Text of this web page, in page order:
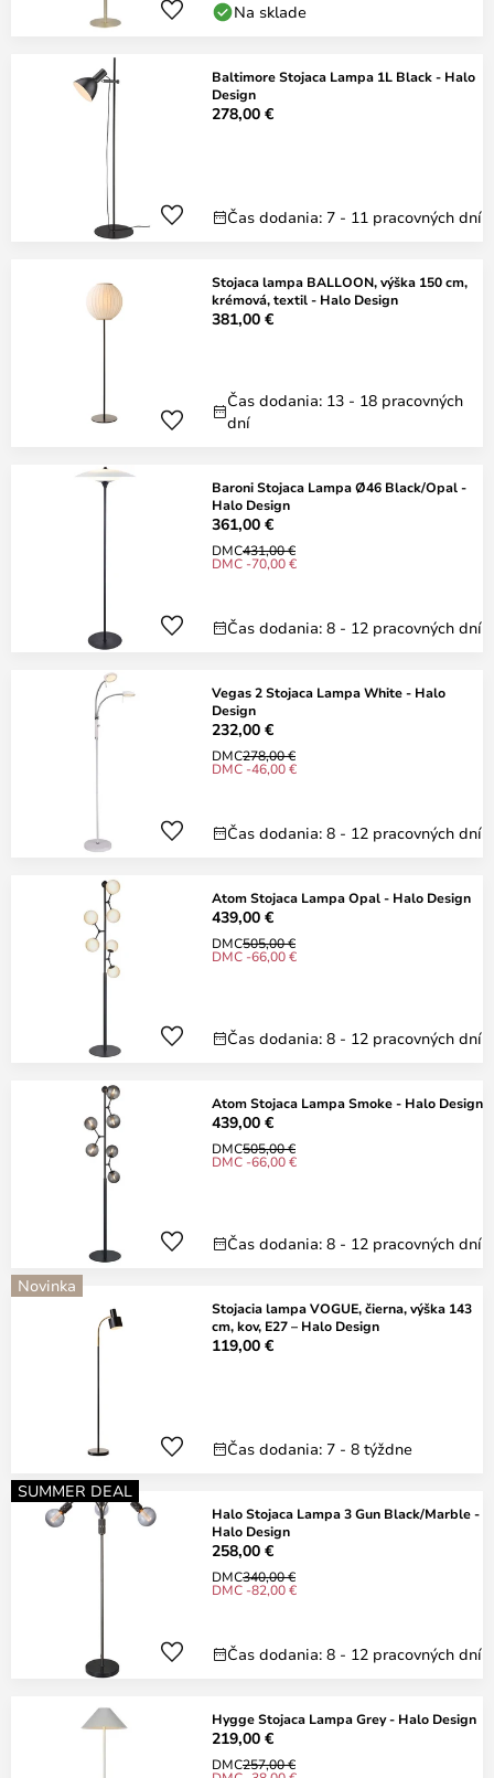
Na sklade
Baltimore Stojaca Lampa 1L Black - Halo
Design
278,00 €
Čas dodania: 7 - 11 pracovných dní
Stojaca lampa BALLOON, výška 150 cm,
krémová, textil - Halo Design
381,00 €
Čas dodania: 13 - 18 pracovných
dní
Baroni Stojaca Lampa Ø46 Black/Opal -
Halo Design
361,00 €
DMC431,00 €
DMC -70,00 €
Čas dodania: 8 - 12 pracovných dní
Vegas 2 Stojaca Lampa White - Halo
Design
232,00 €
DMC278,00 €
DMC -46,00 €
Čas dodania: 8 - 12 pracovných dní
Atom Stojaca Lampa Opal - Halo Design
439,00 €
DMC505,00 €
DMC -66,00 €
Čas dodania: 8 - 12 pracovných dní
Atom Stojaca Lampa Smoke - Halo Design
439,00 €
DMC505,00 €
DMC -66,00 €
Čas dodania: 8 - 12 pracovných dní
Novinka
Stojacia lampa VOGUE, čierna, výška 143
cm, kov, E27 – Halo Design
119,00 €
Čas dodania: 7 - 8 týždne
SUMMER DEAL
Halo Stojaca Lampa 3 Gun Black/Marble -
Halo Design
258,00 €
DMC340,00 €
DMC -82,00 €
Čas dodania: 8 - 12 pracovných dní
Hygge Stojaca Lampa Grey - Halo Design
219,00 €
DMC257,00 €